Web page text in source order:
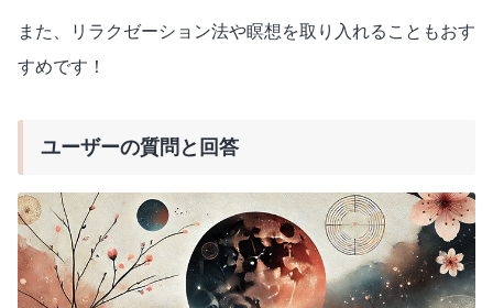
また、リラクゼーション法や瞑想を取り入れることもおす
すめです！
ユーザーの質問と回答